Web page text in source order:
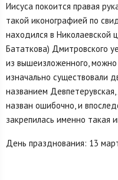
Иисуса покоится правая
такой иконографией по
находился в Николаевской
Бататкова) Дмитровского
из вы­шеизложенного,
изначально существовали
названием
назван ошибочно, и
закрепилась именно такая
День празднования: 13